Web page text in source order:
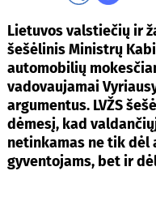
Lietuvos valstiečių ir
šešėlinis Ministrų
automobilių
vadovaujamai
argumentus. LVŽS
dėmesį, kad
netinkamas ne tik dėl
gyventojams, bet ir